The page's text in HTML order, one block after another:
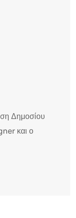
Δημοσίου
και ο